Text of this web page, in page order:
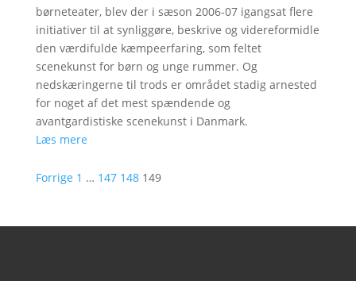
børneteater, blev der i sæson 2006-07 igangsat flere
initiativer til at synliggøre, beskrive og videreformidle
den værdifulde kæmpeerfaring, som feltet
scenekunst for børn og unge rummer. Og
nedskæringerne til trods er området stadig arnested
for noget af det mest spændende og
avantgardistiske scenekunst i Danmark.
Læs mere
Forrige 1 … 147 148 149